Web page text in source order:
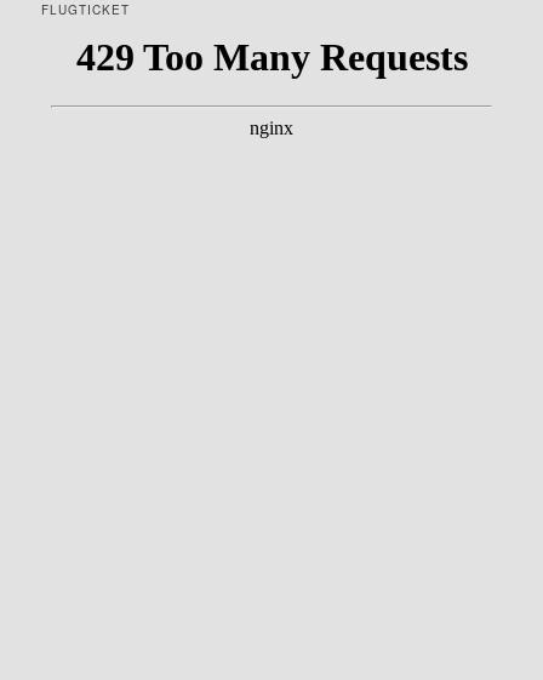
FLUGTICKET